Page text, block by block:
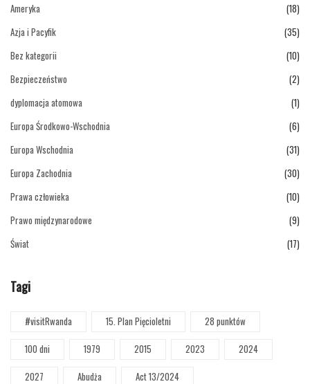
Ameryka
(18)
Azja i Pacyfik
(35)
Bez kategorii
(10)
Bezpieczeństwo
(2)
dyplomacja atomowa
(1)
Europa Środkowo-Wschodnia
(6)
Europa Wschodnia
(31)
Europa Zachodnia
(30)
Prawa człowieka
(10)
Prawo międzynarodowe
(9)
Świat
(17)
Tagi
#visitRwanda 15. Plan Pięcioletni
28 punktów
100 dni
1979 2015 2023
2024
2027
Abudża
Act 13/2024